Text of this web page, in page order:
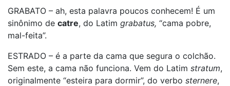
GRABATO – ah, esta palavra poucos conhecem! É um
sinônimo de catre, do Latim grabatus, “cama pobre,
mal-feita”.
ESTRADO – é a parte da cama que segura o colchão.
Sem este, a cama não funciona. Vem do Latim stratum,
originalmente “esteira para dormir”, do verbo sternere,